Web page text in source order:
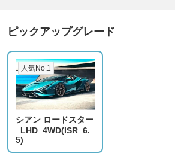
ピックアップグレード
人気No.1
シアン ロードスター
_LHD_4WD(ISR_6.
5)